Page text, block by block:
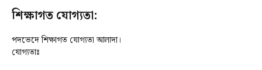
শিক্ষাগত যোগ্যতা:
পদভেদে শিক্ষাগত যোগ্যতা আলাদা।
যোগ্যতাঃ